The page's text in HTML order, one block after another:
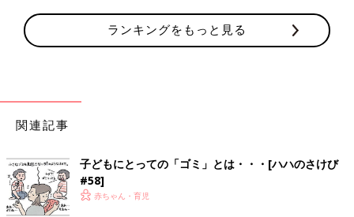
ランキングをもっと見る
関連記事
子どもにとっての「ゴミ」とは・・・[ハハのさけび
#58]
赤ちゃん・育児